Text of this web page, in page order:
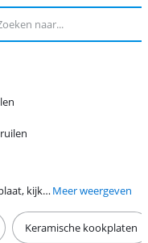
ruilen
Ben je op zoek naar een elektrische kookplaat, kijk dan eerst welk type elektrische kookplaat het beste bij jou past. Je hebt hier de keuze uit een inductie of een keramische kookplaat. Koken op een inductie kookplaat is veilig, zuinig en snel. Keramisch is voordeliger, maar het duurt langer voor deze is opgewarmd en afgekoeld. Er bestaan zowel inbouw als vrijstaande elektrische kookplaten.Meer weergeven
Keramische kookplaten